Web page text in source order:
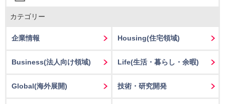
カテゴリー
企業情報 Housing(住宅領域)
Business(法人向け領域) Life(生活・暮らし・余暇)
Global(海外展開) 技術・研究開発